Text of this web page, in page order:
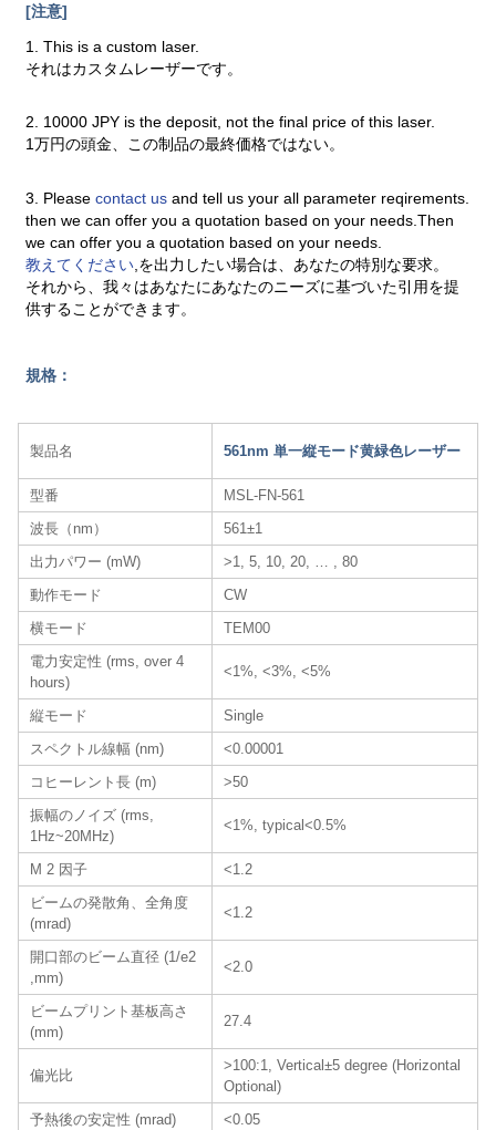
[注意]
1. This is a custom laser.
それはカスタムレーザーです。
2. 10000 JPY is the deposit, not the final price of this laser.
1万円の頭金、この制品の最終価格ではない。
3. Pleasecontact usand tell us your all parameter reqirements.
then we can offer you a quotation based on your needs.Then
we can offer you a quotation based on your needs.
教えてください ,を出力したい場合は、あなたの特別な要求。
それから、我々はあなたにあなたのニーズに基づいた引用を提
供することができます。
規格：
製品名 561nm 単一縦モード黄緑色レーザー
型番
MSL-FN-561
波長（nm）
561±1
出力パワー (mW)
>1, 5, 10, 20, … , 80
動作モード
CW
横モード
TEM00
電力安定性 (rms, over 4
hours)
<1%, <3%, <5%
縦モード
Single
スペクトル線幅 (nm)
<0.00001
コヒーレント長 (m)
>50
振幅のノイズ (rms,
1Hz~20MHz)
<1%, typical<0.5%
M 2 因子
<1.2
ビームの発散角、全角度
(mrad)
<1.2
開口部のビーム直径 (1/e2
,mm)
<2.0
ビームプリント基板高さ
(mm)
27.4
偏光比
>100:1, Vertical±5 degree (Horizontal
Optional)
予熱後の安定性 (mrad)
<0.05